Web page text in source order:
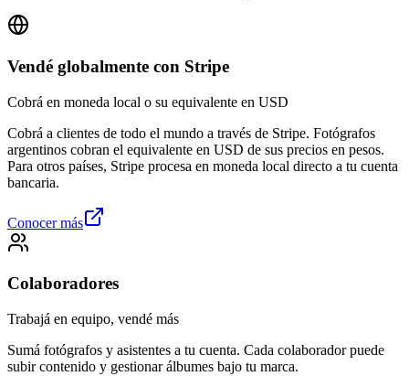
Vendé globalmente con Stripe
Cobrá en moneda local o su equivalente en USD
Cobrá a clientes de todo el mundo a través de Stripe. Fotógrafos
argentinos cobran el equivalente en USD de sus precios en pesos.
Para otros países, Stripe procesa en moneda local directo a tu cuenta
bancaria.
Conocer más
Colaboradores
Trabajá en equipo, vendé más
Sumá fotógrafos y asistentes a tu cuenta. Cada colaborador puede
subir contenido y gestionar álbumes bajo tu marca.